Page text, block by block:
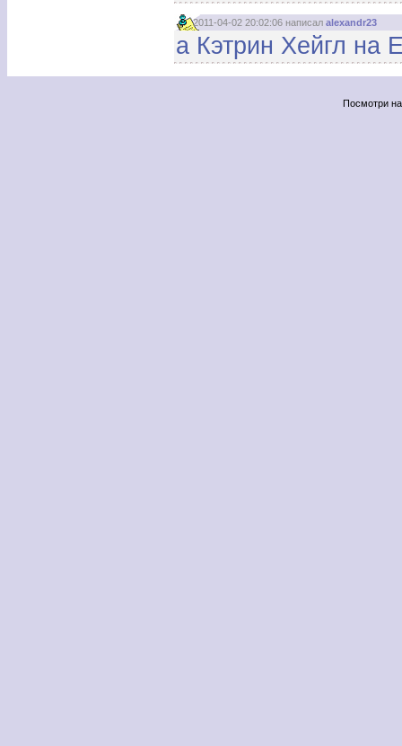
2011-04-02 20:02:06 написал alexandr23
а Кэтрин Хейгл на
Посмотри